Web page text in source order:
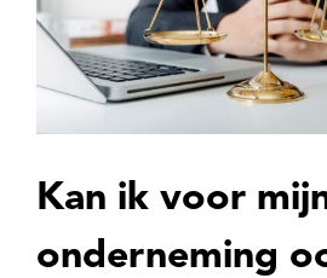
Kan ik voor
onderneming